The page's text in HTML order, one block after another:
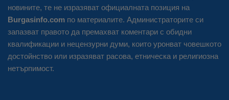
новините, те не изразяват официалната позиция на
Burgasinfo.com по материалите. Администраторите си
запазват правото да премахват коментари с обидни
квалификации и нецензурни думи, които уронват човешкото
достойнство или изразяват расова, етническа и религиозна
нетърпимост.